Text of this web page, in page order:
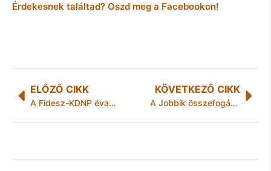
Érdekesnek találtad? Oszd meg a Facebookon!
ELŐZŐ CIKK
A Fidesz-KDNP évadnyitó frakcióülése Mezőkövesden – Az Együtt demonstrációja
KÖVETKEZŐ CIKK
A Jobbik összefogásra szólít fel a miskolciak bérrendezése érdekében